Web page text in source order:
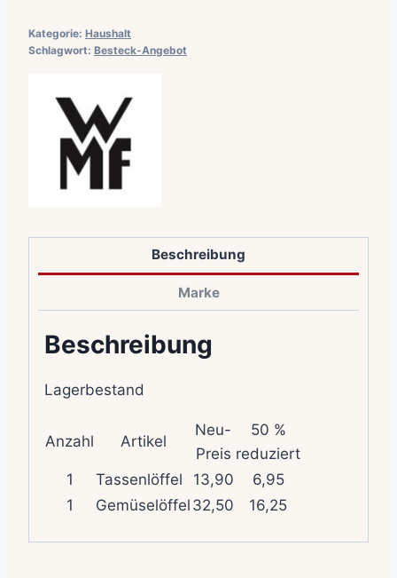
Kategorie: Haushalt
Schlagwort: Besteck-Angebot
Beschreibung
Marke
Beschreibung
Lagerbestand
Anzahl Artikel
Neu-
Preis
50 %
reduziert
1
Tassenlöffel 13,90
6,95
1
Gemüselöffel 32,50 16,25